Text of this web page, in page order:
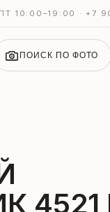
10:00–19:00 · +7
ПОИСК ПО ФОТО
4521